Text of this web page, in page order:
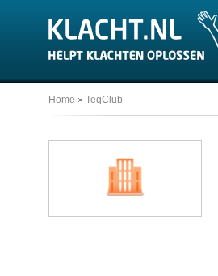
Home TeqClub